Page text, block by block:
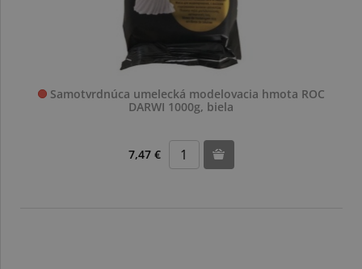
Samotvrdnúca umelecká modelovacia hmota ROC
DARWI 1000g, biela
7,47 €